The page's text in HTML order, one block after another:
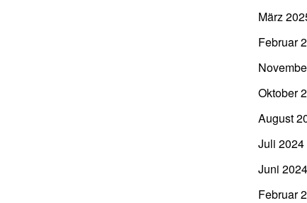
März
Februar
Oktober
August
Juli 2024
Juni 2024
Februar